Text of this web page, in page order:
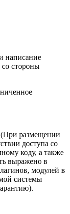
написание
со стороны
(При размещении
доступа со
коду, а также
выражено в
модулей в
системы